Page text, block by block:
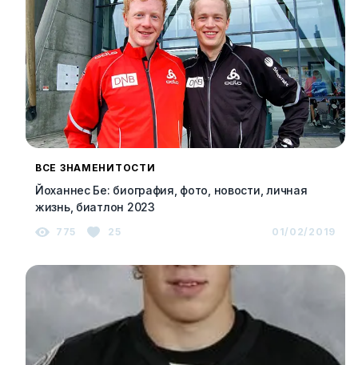
ВСЕ ЗНАМЕНИТОСТИ
Йоханнес Бе: биография, фото, новости, личная
жизнь, биатлон 2023
775 25 01/02/2019